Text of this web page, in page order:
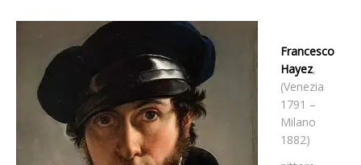
Francesco
Hayez,
(Venezia
1791 –
Milano
1882)